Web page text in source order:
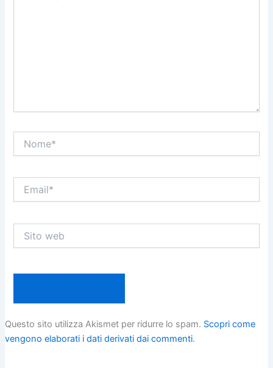
web
Questo sito utilizza Akismet per ridurre lo spam. Scopri come
vengono elaborati i dati derivati dai commenti.